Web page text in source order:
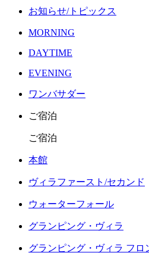
お知らせ/トピックス
MORNING
DAYTIME
EVENING
ワンバサダー
ご宿泊
ご宿泊
本館
ヴィラファースト/セカンド
ウォーターフォール
グランピング・ヴィラ
グランピング・ヴィラ フロ